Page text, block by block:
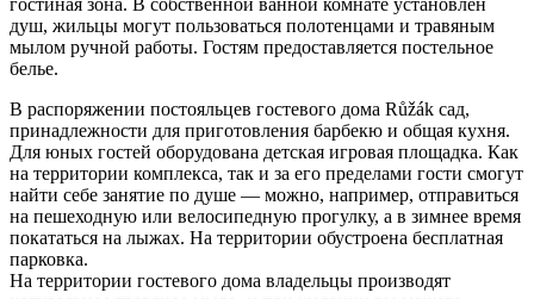
душ, жильцы могут пользоваться полотенцами и травяным
мылом ручной работы. Гостям предоставляется постельное
белье.
В распоряжении постояльцев гостевого дома Růžák сад,
принадлежности для приготовления барбекю и общая кухня.
Для юных гостей оборудована детская игровая площадка. Как
на территории комплекса, так и за его пределами гости смогут
найти себе занятие по душе — можно, например, отправиться
на пешеходную или велосипедную прогулку, а в зимнее время
покататься на лыжах. На территории обустроена бесплатная
парковка.
На территории гостевого дома владельцы производят